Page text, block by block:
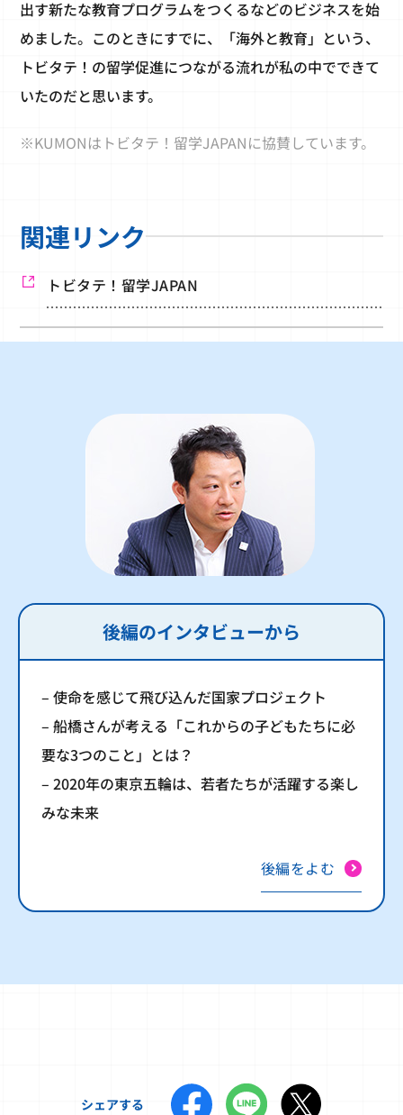
出す新たな教育プログラムをつくるなどのビジネスを始
めました。このときにすでに、「海外と教育」という、
トビタテ！の留学促進につながる流れが私の中でできて
いたのだと思います。
※KUMONはトビタテ！留学JAPANに協賛しています。
関連リンク
トビタテ！留学JAPAN
後編のインタビューから
– 使命を感じて飛び込んだ国家プロジェクト
– 船橋さんが考える「これからの子どもたちに必
要な3つのこと」とは？
– 2020年の東京五輪は、若者たちが活躍する楽し
みな未来
後編をよむ
シェアする